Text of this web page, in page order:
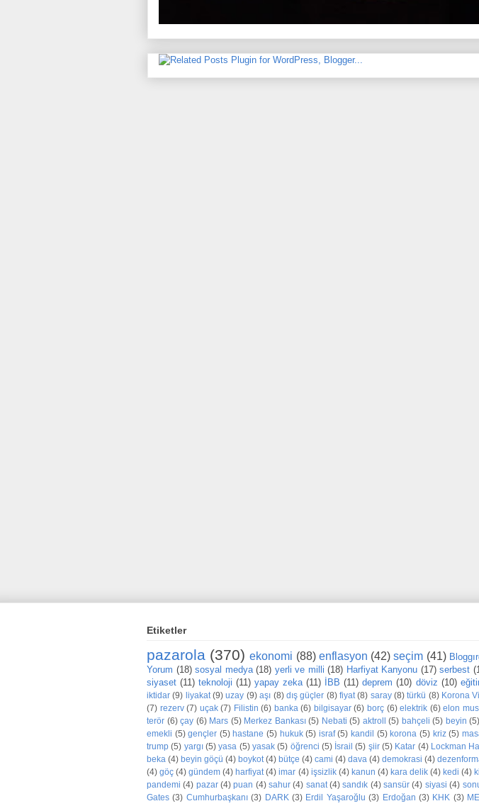
Etiketler
pazarola (370) ekonomi (88) enflasyon (42) seçim (41)
Yorum (18) sosyal medya (18) yerli ve milli (18) Harfiyat Kanyonu (17) serbest
siyaset (11) teknoloji (11) yapay zeka (11) İBB (11) deprem (10) döviz (10)
iktidar (9) liyakat (9) uzay (9) aşı (8) dış güçler (8) fiyat (8) saray (8) türkü (8) Korona
(7) rezerv (7) uçak (7) Filistin (6) banka (6) bilgisayar (6) borç (6) elektrik (6) elon
terör (6) çay (6) Mars (5) Merkez Bankası (5) Nebati (5) aktroll (5) bahçeli (5) beyin (5)
emekli (5) gençler (5) hastane (5) hukuk (5) israf (5) kandil (5) korona (5) kriz (5)
trump (5) yargı (5) yasa (5) yasak (5) öğrenci (5) İsrail (5) şiir (5) Katar (4) Lockman
beka (4) beyin göçü (4) boykot (4) bütçe (4) cami (4) dava (4) demokrasi (4)
(4) göç (4) gündem (4) harfiyat (4) imar (4) işsizlik (4) kanun (4) kara delik (4) kedi (4)
pandemi (4) pazar (4) puan (4) sahur (4) sanat (4) sandık (4) sansür (4) siyasi (4)
Gates (3) Cumhurbaşkanı (3) DARK (3) Erdil Yaşaroğlu (3) Erdoğan (3) KHK (3)